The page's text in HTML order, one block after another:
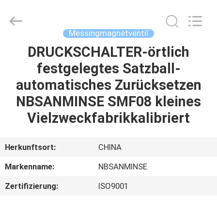
HAUS
PRODUKTE
ÜBER
FABRIK-
Export
Co.,Ltd..
Messingmagnetventil
DRUCKSCHALTER-örtlich
festgelegtes Satzball-
automatisches Zurücksetzen
NBSANMINSE SMF08 kleines
Vielzweckfabrikkalibriert
Herkunftsort:
CHINA
Markenname:
NBSANMINSE
Zertifizierung:
ISO9001